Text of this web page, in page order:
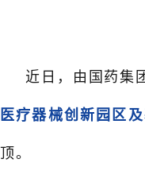
近日，由国药集
医疗器械创新园区
顶。